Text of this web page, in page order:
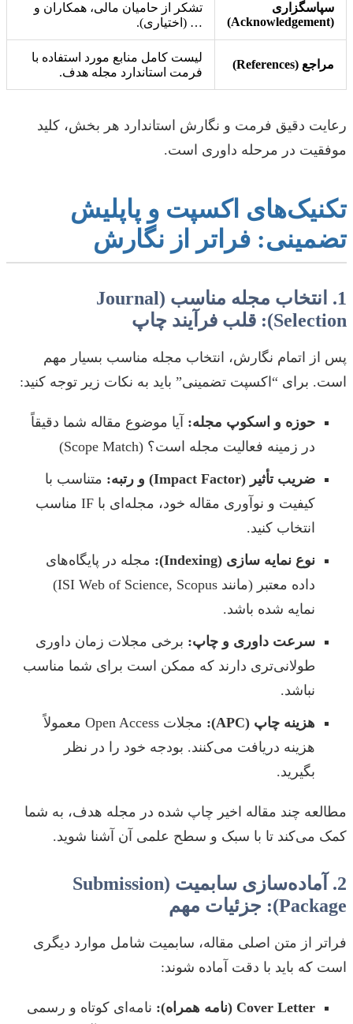
سپاسگزاری
(Acknowledgement)
تشکر از حامیان مالی، همکاران و
… (اختیاری).
مراجع (References)
لیست کامل منابع مورد استفاده با
فرمت استاندارد مجله هدف.
رعایت دقیق فرمت و نگارش استاندارد هر بخش، کلید
موفقیت در مرحله داوری است.
تکنیک‌های اکسپت و پاپلیش
تضمینی: فراتر از نگارش
1. انتخاب مجله مناسب (Journal
Selection): قلب فرآیند چاپ
پس از اتمام نگارش، انتخاب مجله مناسب بسیار مهم
است. برای “اکسپت تضمینی” باید به نکات زیر توجه کنید:
حوزه و اسکوپ مجله: آیا موضوع مقاله شما دقیقاً
در زمینه فعالیت مجله است؟ (Scope Match)
ضریب تأثیر (Impact Factor) و رتبه:
متناسب با
کیفیت و نوآوری مقاله خود، مجله‌ای با IF مناسب
انتخاب کنید.
نوع نمایه سازی (Indexing):
مجله در پایگاه‌های
داده معتبر (مانند ISI Web of Science, Scopus)
نمایه شده باشد.
سرعت داوری و چاپ: برخی مجلات زمان داوری
طولانی‌تری دارند که ممکن است برای شما مناسب
نباشد.
هزینه چاپ (APC):
مجلات Open Access معمولاً
هزینه دریافت می‌کنند. بودجه خود را در نظر
بگیرید.
مطالعه چند مقاله اخیر چاپ شده در مجله هدف، به شما
کمک می‌کند تا با سبک و سطح علمی آن آشنا شوید.
2. آماده‌سازی سابمیت (Submission
Package): جزئیات مهم
فراتر از متن اصلی مقاله، سابمیت شامل موارد دیگری
است که باید با دقت آماده شوند:
Cover Letter (نامه همراه):
نامه‌ای کوتاه و رسمی